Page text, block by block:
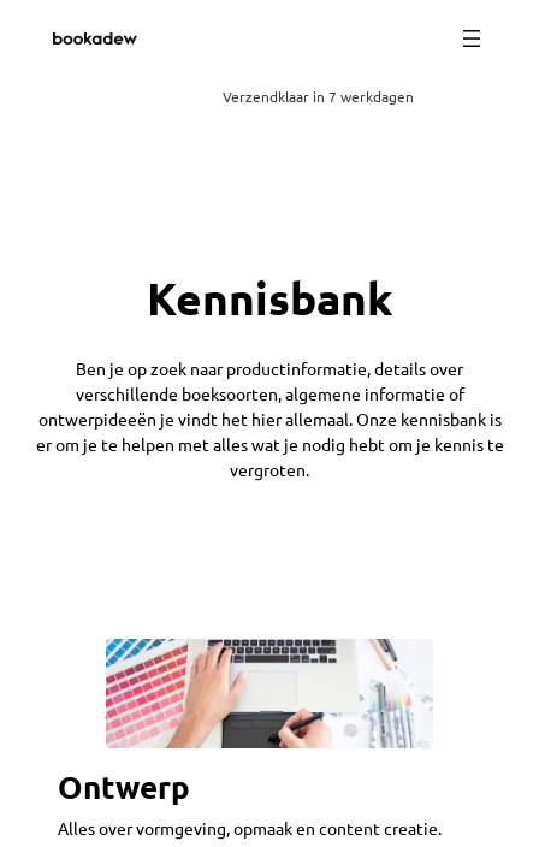
Verzendklaar in 7 werkdagen
Kennisbank
Ben je op zoek naar productinformatie, details over
verschillende boeksoorten, algemene informatie of
ontwerpideeën je vindt het hier allemaal. Onze kennisbank is
er om je te helpen met alles wat je nodig hebt om je kennis te
vergroten.
Ontwerp
Alles over vormgeving, opmaak en content creatie.